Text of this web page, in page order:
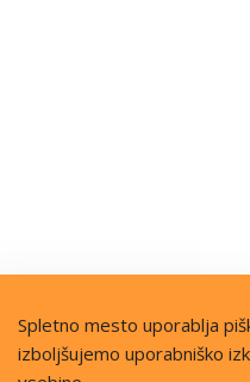
Spletno mesto uporablja
izboljšujemo uporabniško